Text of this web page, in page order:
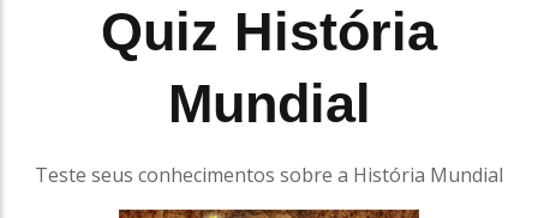
Quiz História
Mundial
Teste seus conhecimentos sobre a História Mundial